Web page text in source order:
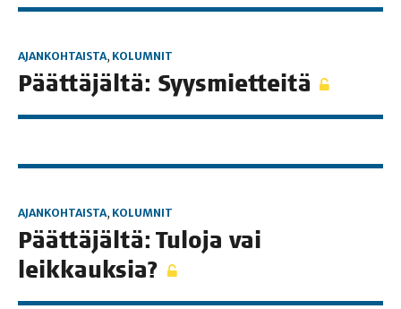
AJANKOHTAISTA, KOLUMNIT
Päät­tä­jäl­tä: Syysmietteitä
AJANKOHTAISTA, KOLUMNIT
Päät­tä­jäl­tä: Tulo­ja vai
leikkauksia?